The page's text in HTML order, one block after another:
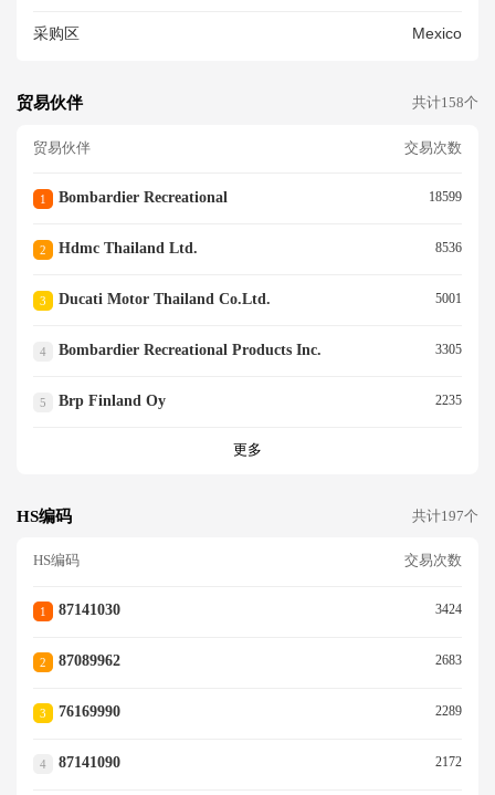
采购区 Mexico
贸易伙伴 共计158个
贸易伙伴 交易次数
1 Bombardier Recreational 18599
2 Hdmc Thailand Ltd. 8536
3 Ducati Motor Thailand Co.ltd. 5001
4 Bombardier Recreational Products Inc. 3305
5 Brp Finland Oy 2235
更多
HS编码 共计197个
HS编码 交易次数
1 87141030 3424
2 87089962 2683
3 76169990 2289
4 87141090 2172